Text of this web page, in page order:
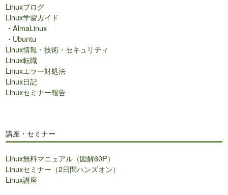
索
Linuxブログ
Linux学習ガイド
・AlmaLinux
・ Ubuntu
Linux情報・技術・セキュリティ
Linux転職
Linuxエラー対処法
Linux日記
Linuxセミナー報告
講座・セミナー
Linux無料マニュアル（図解60P）
Linuxセミナー（2日間ハンズオン）
Linux講座